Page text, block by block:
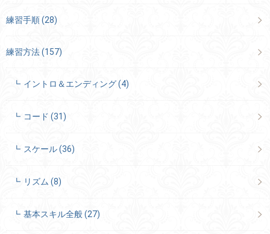
練習手順(28)
練習方法(157)
イントロ＆エンディング(4)
コード(31)
スケール(36)
リズム(8)
基本スキル全般(27)